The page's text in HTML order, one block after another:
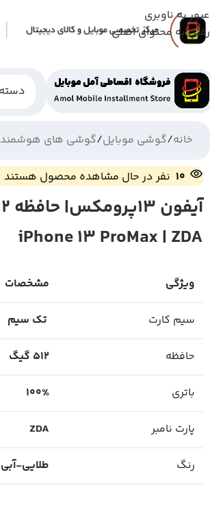
عبور به ناوبری
رفتن به محتوای اصلی
خانه گوشی موبایل گوشی های هوشمند
10 نفر در حال مشاهده محصول هستند
iPhone 13 ProMax | ZDA
ویژگی مشخصات
سیم کارت تک سیم
حافظه 512 گیگ
باتری 100%
پارت نامبر ZDA
رنگ طلایی-آبی